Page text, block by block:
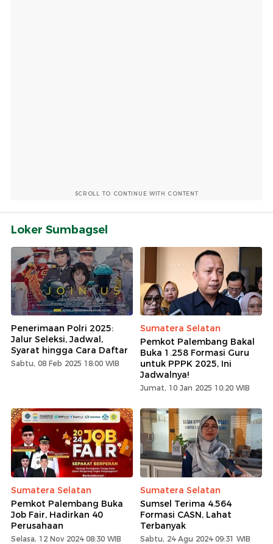
SCROLL TO CONTINUE WITH CONTENT
Loker Sumbagsel
Penerimaan Polri 2025:
Jalur Seleksi, Jadwal,
Syarat hingga Cara Daftar
Sabtu, 08 Feb 2025 18:00 WIB
Sumatera Selatan
Pemkot Palembang Bakal
Buka 1.258 Formasi Guru
untuk PPPK 2025, Ini
Jadwalnya!
Jumat, 10 Jan 2025 10:20 WIB
Sumatera Selatan
Pemkot Palembang Buka
Job Fair, Hadirkan 40
Perusahaan
Selasa, 12 Nov 2024 08:30 WIB
Sumatera Selatan
Sumsel Terima 4.564
Formasi CASN, Lahat
Terbanyak
Sabtu, 24 Agu 2024 09:31 WIB